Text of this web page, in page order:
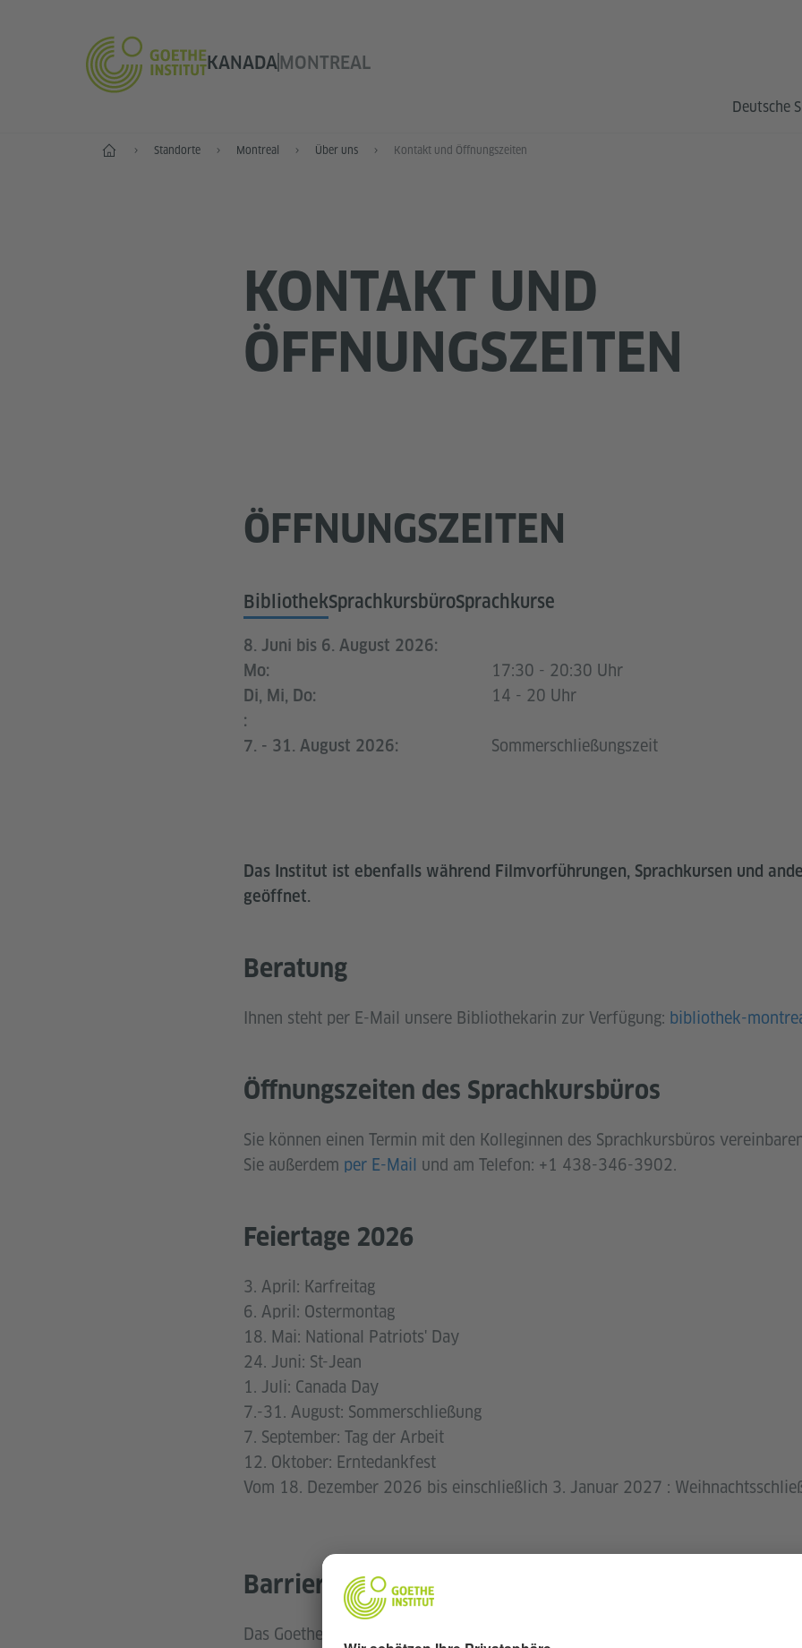
KANADAMONTREAL
Deutsche
Start Standorte Montreal Über uns Kontakt und Öffnungszeiten
KONTAKT UND
ÖFFNUNGSZEITEN
ÖFFNUNGSZEITEN
BibliothekSprachkursbüroSprachkurse
8. Juni bis 6. August 2026:
Mo:
17:30 - 20:30 Uhr
Di, Mi, Do: 14 - 20 Uhr
:
7. - 31. August 2026:
Sommerschließungszeit
Das Institut ist ebenfalls während Filmvorführungen, Sprachkursen und
geöffnet.
Beratung
Ihnen steht per E-Mail unsere Bibliothekarin zur Verfügung: bibliothek-
Öffnungszeiten des Sprachkursbüros
Sie können einen Termin mit den Kolleginnen des Sprachkursbüros
Sie außerdem per E-Mail und am Telefon: +1 438-346-3902.
Feiertage 2026
3. April: Karfreitag
6. April: Ostermontag
18. Mai: National Patriots' Day
24. Juni: St-Jean
1. Juli: Canada Day
7.-31. August: Sommerschließung
7. September: Tag der Arbeit
12. Oktober: Erntedankfest
Vom 18. Dezember 2026 bis einschließlich 3. Januar 2027 :
Barrierefreiheit
Das Goethe-Institut Montreal steht allen offen - wir bieten eine barrierefreie